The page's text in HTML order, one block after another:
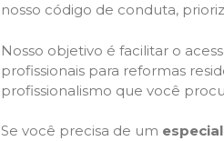
nosso código de conduta,
Nosso objetivo é facilitar o
profissionais para reformas
profissionalismo que você
Se você precisa de um